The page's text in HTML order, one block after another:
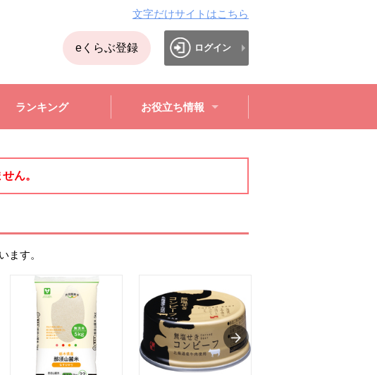
文字だけサイトはこちら
eくらぶ登録 ログイン
ランキング お役立ち情報
ん。
ます。